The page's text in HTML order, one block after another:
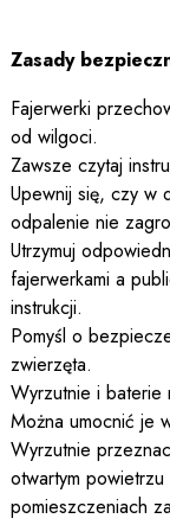
Zasady
Fajerwerki
od wilgoci.
Zawsze czytaj
Upewnij się, czy w
odpalenie nie
Utrzymuj
fajerwerkami a
instrukcji.
Pomyśl o
zwierzęta.
Wyrzutnie i baterie
Można umocnić je
Wyrzutnie
otwartym
pomieszczeniach